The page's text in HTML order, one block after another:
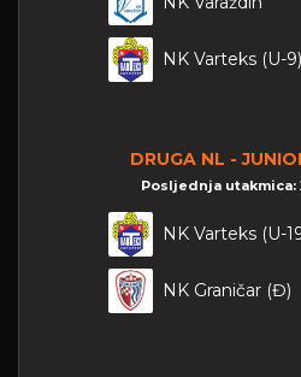
NK Varteks (U-9)
DRUGA NL -
Posljednja utakmica:
NK Varteks (U-
NK Graničar (Đ)